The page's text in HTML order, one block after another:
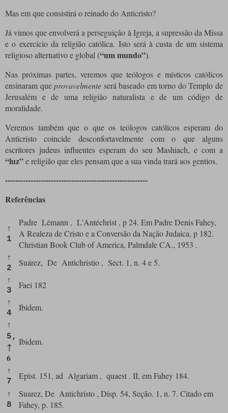
Mas em que consistirá o reinado do Anticristo?
Já vimos que envolverá a perseguição à Igreja, a supressão da Missa
e o exercício da religião católica. Isto será à custa de um sistema
religioso alternativo e global (“um mundo”).
Nas próximas partes, veremos que teólogos e místicos católicos
ensinaram queprovavelmente será baseado em torno do Templo de
Jerusalém e de uma religião naturalista e de um código de
moralidade.
Veremos também que o que os teólogos católicos esperam do
Anticristo coincide desconfortavelmente com o que alguns
escritores judeus influentes esperam do seu Mashiach, e com a
“luz”e religião que eles pensam que a sua vinda trará aos gentios.
--------------------------------------------------------
Referências
↑
1
Padre Lémann , L'Antéchrist , p 24. Em Padre Denis Fahey,
A Realeza de Cristo e a Conversão da Nação Judaica, p 182.
Christian Book Club of America, Palmdale CA., 1953 .
↑
2
Suárez, De Antichristio , Sect. 1, n. 4 e 5.
↑
3
Faei 182
↑
4
Ibidem.
↑
5,
↑
6
Ibidem.
↑
7
Epist. 151, ad Algariam , quaest . II, em Fahey 184.
↑
8
Suarez, De Antichristo , Disp. 54, Seção. 1, n. 7. Citado em
Fahey, p. 185.